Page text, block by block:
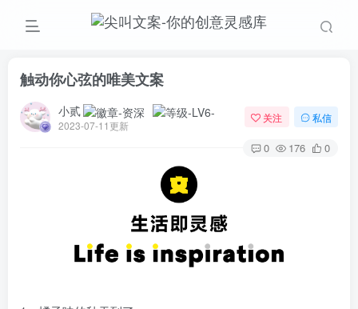
触动你心弦的唯美文案
小贰
2023-07-11更新
关注 私信
0 176 0